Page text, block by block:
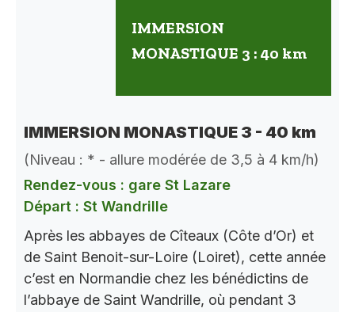
IMMERSION
MONASTIQUE 3 : 40 km
IMMERSION MONASTIQUE 3 - 40 km
(Niveau : * - allure modérée de 3,5 à 4 km/h)
Rendez-vous : gare St Lazare
Départ : St Wandrille
Après les abbayes de Cîteaux (Côte d’Or) et
de Saint Benoit-sur-Loire (Loiret), cette année
c’est en Normandie chez les bénédictins de
l’abbaye de Saint Wandrille, où pendant 3